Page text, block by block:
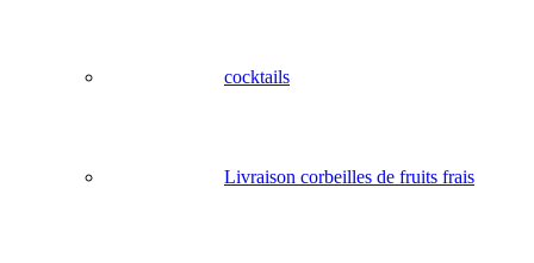
cocktails
Livraison corbeilles de fruits frais